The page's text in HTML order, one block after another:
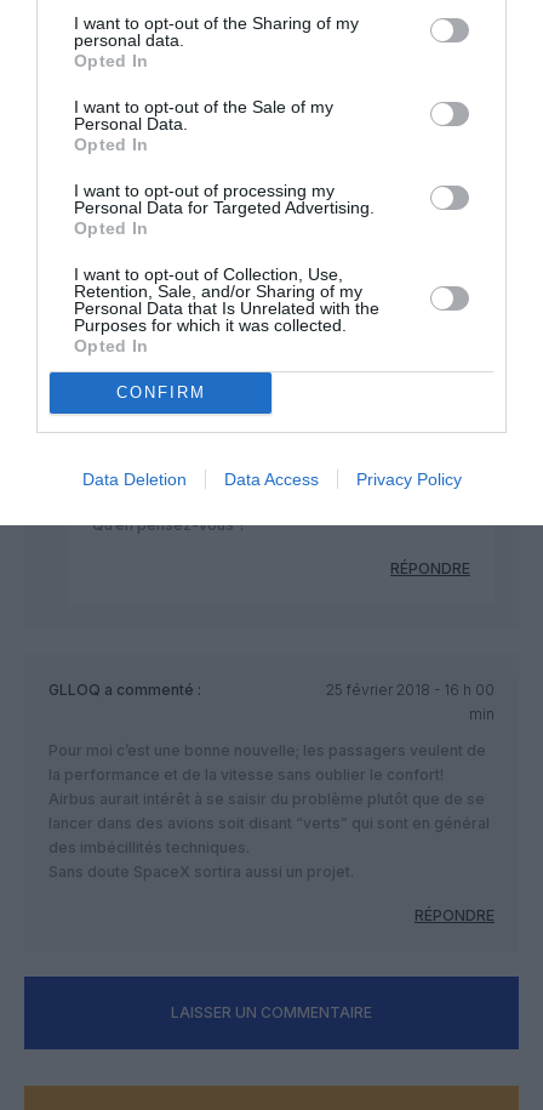
I want to opt-out of the Sharing of my
personal data.
Opted In
I want to opt-out of the Sale of my
Personal Data.
Opted In
I want to opt-out of processing my
Personal Data for Targeted Advertising.
Opted In
I want to opt-out of Collection, Use,
Retention, Sale, and/or Sharing of my
Personal Data that Is Unrelated with the
Purposes for which it was collected.
Opted In
CONFIRM
Data Deletion Data Access Privacy Policy
Mdr on va voir ça
min
Il y a un Concorde à Seattle aussi
Ruth Abagaa commenté :
25 février 2018 - 15 h
Il doit donc bien rester un exemplaire que l’on
satisfaire les lubies mégalomaniques de la direction
Qu’en pensez-vous ?
RÉPONDRE
GLLOQ a commenté :
25 février 2018 - 16 h 00
min
Pour moi c’est une bonne nouvelle; les passagers veulent de
la performance et de la vitesse sans oublier le confort!
Airbus aurait intérêt à se saisir du problème plutôt que de se
lancer dans des avions soit disant “verts” qui sont en général
des imbécillités techniques.
Sans doute SpaceX sortira aussi un projet.
RÉPONDRE
LAISSER UN COMMENTAIRE